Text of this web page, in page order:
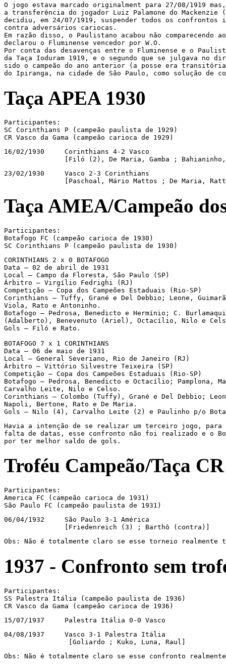
O jogo estava marcado originalment para 27/08/1919
a transferência do jogador Luiz Palamone do Mackenzie
decidiu, em 24/07/1919, suspender todos os
contra adversários cariocas.
Em razão disso, o Paulistano acabou não comparecendo
declarou o Fluminense vencedor por W.O.
Por conta das desavenças entre o Fluminense e o
da Taça Ioduram 1919, e o segundo que se julgava
sido o campeão do ano anterior (a posse era
do Ipiranga, na cidade de São Paulo, como solução de
Taça APEA 1930
Participantes:
SC Corinthians P (campeão paulista de 1929)
CR Vasco da Gama (campeão carioca de 1929)
16/02/1930     Corinthians 4-2 Vasco
[Filó (2), De Maria, Gamba ;
23/02/1930     Vasco 2-3 Corinthians
[Paschoal, Mário Mattos ; De Maria,
Taça AMEA/Campeão
Participantes:
Botafogo FC (campeão carioca de 1930)
SC Corinthians P (campeão paulista de 1930)
CORINTHIANS 2 x 0 BOTAFOGO
Data – 02 de abril de 1931
Local – Campo da Floresta, São Paulo (SP)
Árbitro – Virgílio Fedrighi (RJ)
Competição – Copa dos Campeões Estaduais (Rio-SP)
Corinthians – Tuffy, Grané e Del Debbio; Leone,
Viola, Rato e Antoninho.
Botafogo – Pedrosa, Benedicto e Hermínio; C.
(Adalberto), Benevenuto (Ariel), Octacílio, Nilo e
Gols – Filó e Rato.
BOTAFOGO 7 x 1 CORINTHIANS
Data – 06 de maio de 1931
Local – General Severiano, Rio de Janeiro (RJ)
Árbitro – Vittório Silvestre Teixeira (SP)
Competição – Copa dos Campeões Estaduais (Rio-SP)
Botafogo – Pedrosa, Benedicto e Octacílio; Pamplona,
Carvalho Leite, Nilo e Celso.
Corinthians – Colombo (Tuffy), Grané e Del Debbio;
Napoli, Bertone, Rato e De Maria.
Gols – Nilo (4), Carvalho Leite (2) e Paulinho p/o
Havia a intenção de se realizar um terceiro jogo, para
falta de datas, esse confronto não foi realizado e o
por ter melhor saldo de gols.
Troféu Campeão/Taça
Participantes:
America FC (campeão carioca de 1931)
São Paulo FC (campeão paulista de 1931)
06/04/1932     São Paulo 3-1 América
               [Friedenreich (3) ; Barthô (contra)]
Obs: Não é totalmente claro se esse torneio realmente
1937 - Confronto sem
Participantes:
SS Palestra Itália (campeão paulista de 1936)
CR Vasco da Gama (campeão carioca de 1936)
15/07/1937     Palestra Itália 0-0 Vasco
04/08/1937     Vasco 3-1 Palestra Itália
                [Goliardo ; Kuko, Luna, Raul]
Obs: Não é totalmente claro se esse confronto